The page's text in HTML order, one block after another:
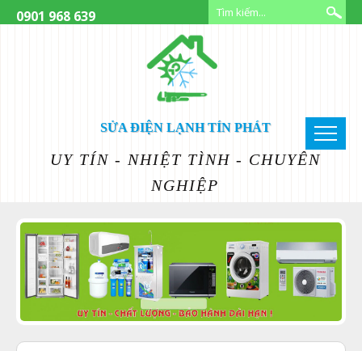
SỬA ĐIỆN LẠNH TÍN PHÁT
UY TÍN - NHIỆT TÌNH - CHUYÊN
NGHIỆP
0901 968 639